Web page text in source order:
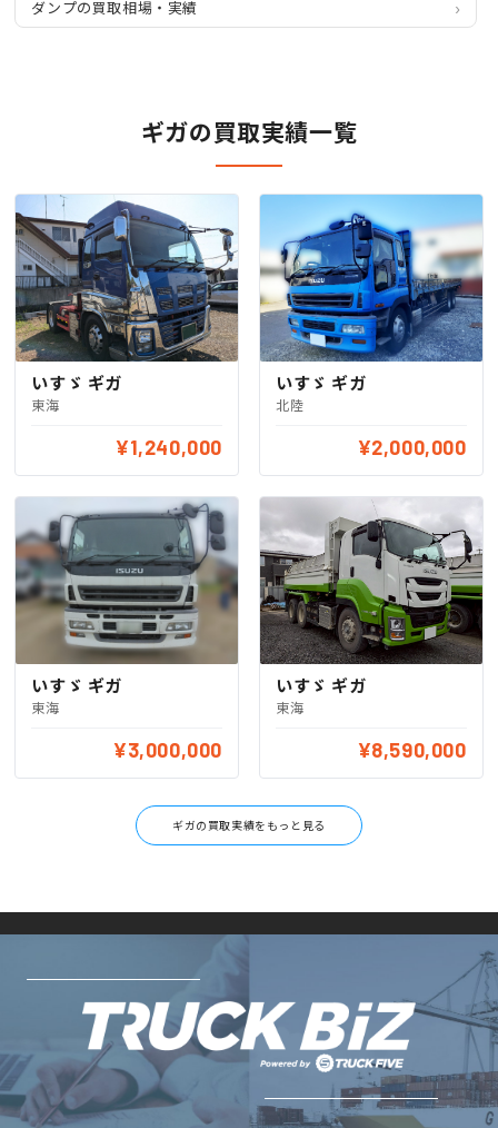
ダンプの買取相場・実績
ギガの買取実績一覧
いすゞ ギガ
東海
¥1,240,000
いすゞ ギガ
北陸
¥2,000,000
いすゞ ギガ
東海
¥3,000,000
いすゞ ギガ
東海
¥8,590,000
ギガの買取実績をもっと見る